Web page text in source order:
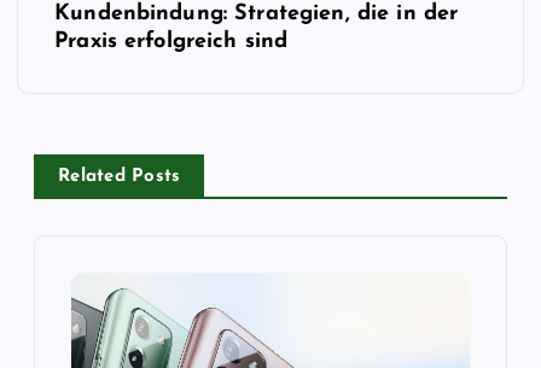
a
g
Kundenbindung: Strategien, die in der
Praxis erfolgreich sind
Related Posts